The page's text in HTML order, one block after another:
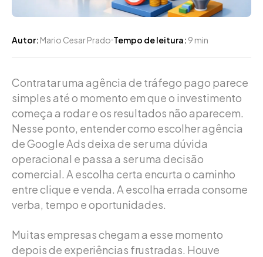
Autor: Mario Cesar Prado Tempo de leitura: 9 min
Contratar uma agência de tráfego pago parece
simples até o momento em que o investimento
começa a rodar e os resultados não aparecem.
Nesse ponto, entender como escolher agência
de Google Ads deixa de ser uma dúvida
operacional e passa a ser uma decisão
comercial. A escolha certa encurta o caminho
entre clique e venda. A escolha errada consome
verba, tempo e oportunidades.
Muitas empresas chegam a esse momento
depois de experiências frustradas. Houve